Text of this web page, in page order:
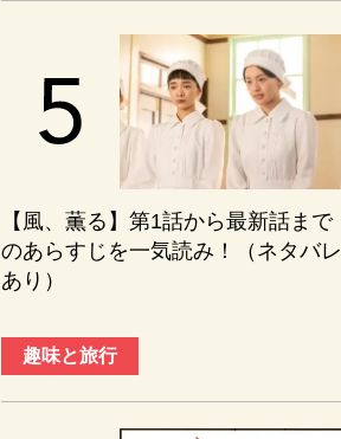
【風、薫る】第1話から最新話まで
のあらすじを一気読み！（ネタバレ
あり）
趣味と旅行